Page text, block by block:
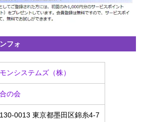
フォ
ンシステムズ（株）
の会
0013 東京都墨田区錦糸4-7